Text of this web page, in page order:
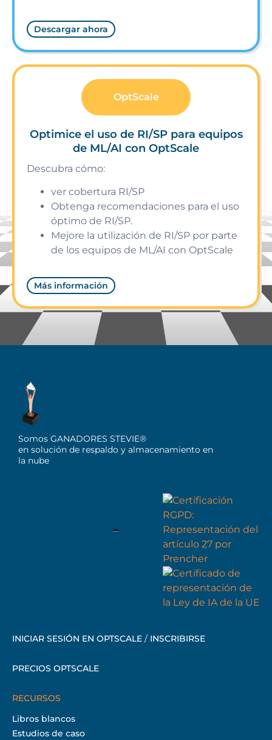
Descargar ahora
OptScale
Optimice el uso de RI/SP para equipos
de ML/AI con OptScale
Descubra cómo:
ver cobertura RI/SP
Obtenga recomendaciones para el uso
óptimo de RI/SP.
Mejore la utilización de RI/SP por parte
de los equipos de ML/AI con OptScale
Más información
Somos GANADORES STEVIE®
en solución de respaldo y almacenamiento en
la nube
INICIAR SESIÓN EN OPTSCALE / INSCRIBIRSE
PRECIOS OPTSCALE
RECURSOS
Libros blancos
Estudios de caso